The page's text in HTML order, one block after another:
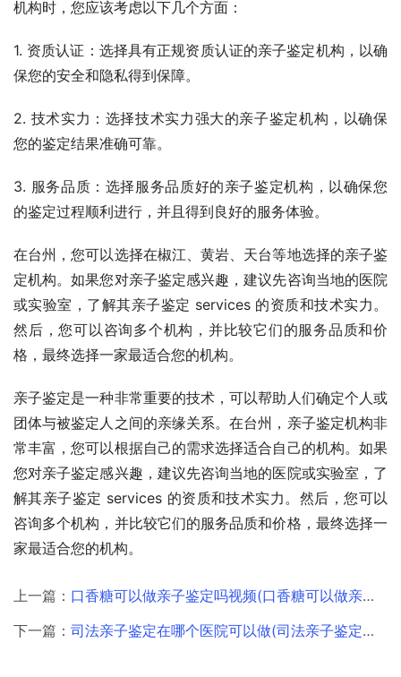
机构时，您应该考虑以下几个方面：
1. 资质认证：选择具有正规资质认证的亲子鉴定机构，以确
保您的安全和隐私得到保障。
2. 技术实力：选择技术实力强大的亲子鉴定机构，以确保
您的鉴定结果准确可靠。
3. 服务品质：选择服务品质好的亲子鉴定机构，以确保您
的鉴定过程顺利进行，并且得到良好的服务体验。
在台州，您可以选择在椒江、黄岩、天台等地选择的亲子鉴
定机构。如果您对亲子鉴定感兴趣，建议先咨询当地的医院
或实验室，了解其亲子鉴定 services 的资质和技术实力。
然后，您可以咨询多个机构，并比较它们的服务品质和价
格，最终选择一家最适合您的机构。
亲子鉴定是一种非常重要的技术，可以帮助人们确定个人或
团体与被鉴定人之间的亲缘关系。在台州，亲子鉴定机构非
常丰富，您可以根据自己的需求选择适合自己的机构。如果
您对亲子鉴定感兴趣，建议先咨询当地的医院或实验室，了
解其亲子鉴定 services 的资质和技术实力。然后，您可以
咨询多个机构，并比较它们的服务品质和价格，最终选择一
家最适合您的机构。
上一篇： 口香糖可以做亲子鉴定吗视频(口香糖可以做亲子鉴定吗)
下一篇： 司法亲子鉴定在哪个医院可以做(司法亲子鉴定哪能做)